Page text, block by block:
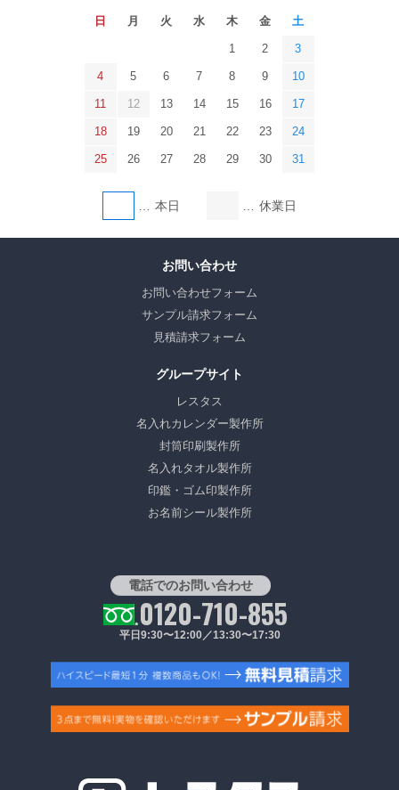
日 月 火 水 木 金 土
1 2 3
4 5 6 7 8 9 10
11 12 13 14 15 16 17
18 19 20 21 22 23 24
25 26 27 28 29 30 31
本日 休業日
お問い合わせ
お問い合わせフォーム
サンプル請求フォーム
見積請求フォーム
グループサイト
レスタス
名入れカレンダー製作所
封筒印刷製作所
名入れタオル製作所
印鑑・ゴム印製作所
お名前シール製作所
電話でのお問い合わせ
0120-710-855
平日9:30〜12:00／13:30〜17:30